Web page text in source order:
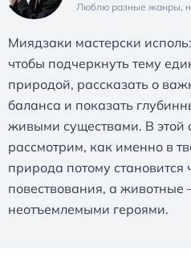
Люблю разные жанры,
Миядзаки мастерски
чтобы подчеркнуть тему
природой, рассказать о
баланса и показать
живыми существами. В этой
рассмотрим, как именно в
природа потому становится
повествования, а животные
неотъемлемыми героями.